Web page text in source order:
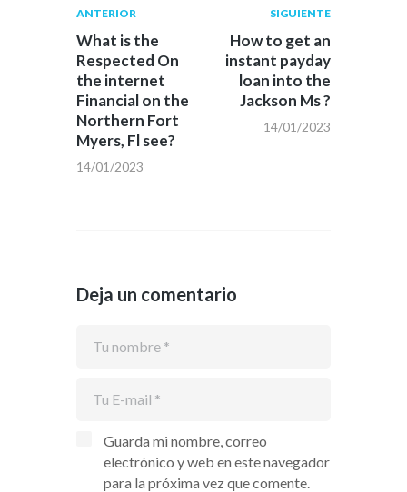
Navegación
de
entradas
Publicación
anterior:
ANTERIOR
What is the
Respected On
the internet
Financial on the
Northern Fort
Myers, Fl see?
14/01/2023
Siguiente
post:
SIGUIENTE
How to get an
instant payday
loan into the
Jackson Ms ?
14/01/2023
Deja un comentario
Guarda mi nombre, correo
electrónico y web en este navegador
para la próxima vez que comente.